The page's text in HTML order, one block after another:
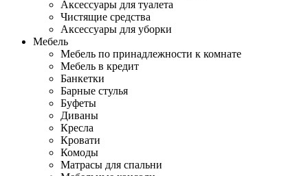
Аксессуары для туалета
Чистящие средства
Аксессуары для уборки
Мебель
Мебель по принадлежности к комнате
Мебель в кредит
Банкетки
Барные стулья
Буфеты
Диваны
Кресла
Кровати
Комоды
Матрасы для спальни